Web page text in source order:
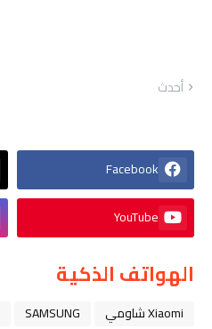
أحدث
Facebook
YouTube
الهواتف الذكية
Xiaomi شاومي SAMSUNG